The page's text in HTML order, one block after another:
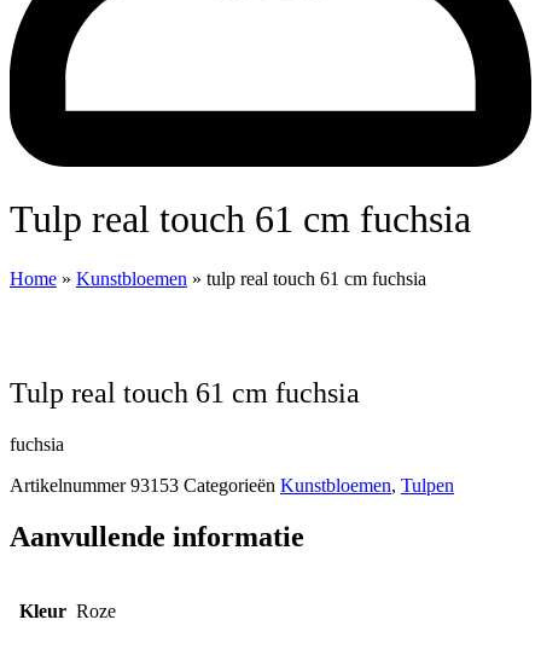
tulp real touch 61 cm fuchsia
Home » Kunstbloemen » tulp real touch 61 cm fuchsia
tulp real touch 61 cm fuchsia
fuchsia
Artikelnummer93153 Categorieën Kunstbloemen, Tulpen
Aanvullende informatie
Kleur Roze